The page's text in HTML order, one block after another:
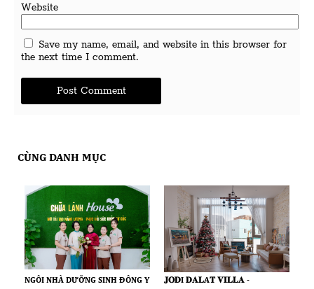
Website
Save my name, email, and website in this browser for
the next time I comment.
CÙNG DANH MỤC
NGÔI NHÀ DƯỠNG SINH ĐÔNG Y
𝐉𝐎𝐃I 𝐃𝐀𝐋A𝐓 𝐕𝐈𝐋𝐋𝐀 -